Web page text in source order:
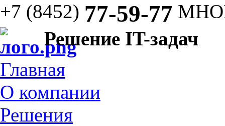
+7 (8452) 77-59-77
Решение IT-задач
Главная
О компании
Решения